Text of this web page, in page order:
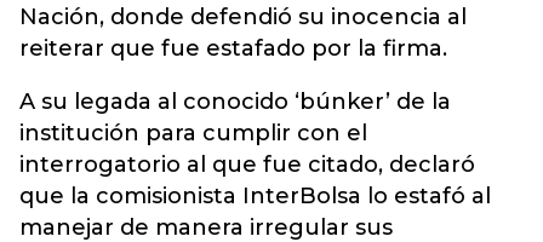
Nación, donde defendió su inocencia al
reiterar que fue estafado por la firma.
A su legada al conocido ‘búnker’ de la
institución para cumplir con el
interrogatorio al que fue citado, declaró
que la comisionista InterBolsa lo estafó al
manejar de manera irregular sus